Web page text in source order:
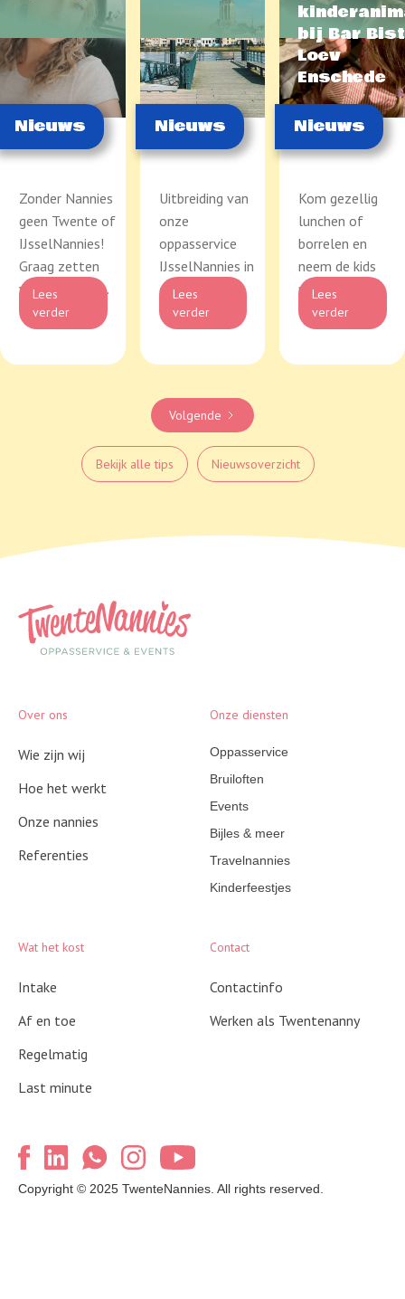
Nieuws
Zonder Nannies
geen Twente of
IJsselNannies!
Graag zetten
wij Nanny Me...
Lees
verder
Nieuws
Uitbreiding van
onze
oppasservice
IJsselNannies in
de regio
Deventer e...
Lees
verder
bij Bar
Loev
Enschede
Nieuws
Kom gezellig
lunchen of
borrelen en
neem de kids
mee!
Lees
verder
Volgende
Bekijk alle tips Nieuwsoverzicht
Over ons
Wie zijn wij
Hoe het werkt
Onze nannies
Referenties
Wat het kost
Intake
Af en toe
Regelmatig
Last minute
Contact
Contactinfo
Werken als Twentenanny
Onze diensten
Oppasservice
Bruiloften
Events
Bijles & meer
Travelnannies
Kinderfeestjes
Copyright © 2025 TwenteNannies. All rights reserved.